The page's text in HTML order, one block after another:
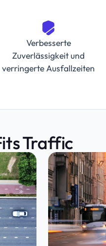
Verbesserte
Zuverlässigkeit und
verringerte Ausfallzeiten
Traffic